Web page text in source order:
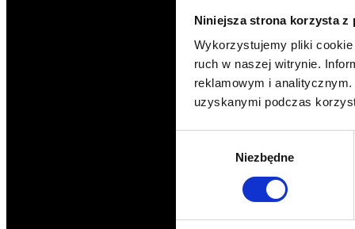
Niniejsza strona korzysta z
Wykorzystujemy pliki
ruch w naszej witrynie.
reklamowym i
uzyskanymi podczas
Niezbędne